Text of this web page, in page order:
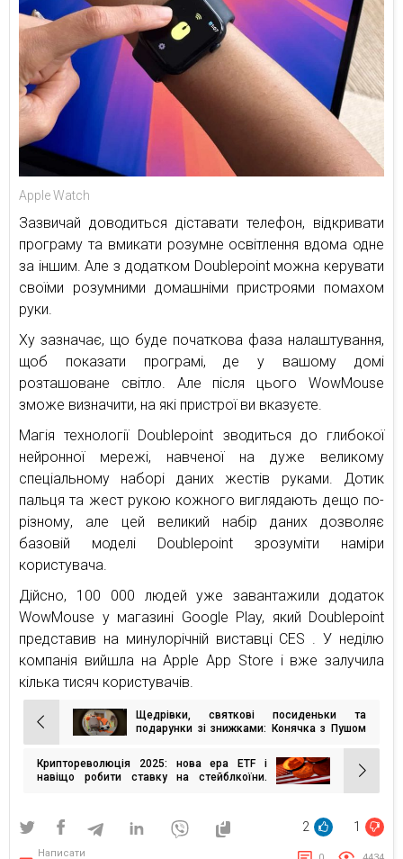
Apple Watch
Зазвичай доводиться діставати телефон, відкривати
програму та вмикати розумне освітлення вдома одне
за іншим. Але з додатком Doublepoint можна керувати
своїми розумними домашніми пристроями помахом
руки.
Ху зазначає, що буде початкова фаза налаштування,
щоб показати програмі, де у вашому домі
розташоване світло. Але після цього WowMouse
зможе визначити, на які пристрої ви вказуєте.
Магія технології Doublepoint зводиться до глибокої
нейронної мережі, навченої на дуже великому
спеціальному наборі даних жестів руками. Дотик
пальця та жест рукою кожного виглядають дещо по-
різному, але цей великий набір даних дозволяє
базовій моделі Doublepoint зрозуміти наміри
користувача.
Дійсно, 100 000 людей уже завантажили додаток
WowMouse у магазині Google Play, який Doublepoint
представив на минулорічній виставці CES . У неділю
компанія вийшла на Apple App Store і вже залучила
кілька тисяч користувачів.
Навігація
записів
Щедрівки, святкові посиденьки та
подарунки зі знижками: Конячка з Пушом
Криптореволюція 2025: нова ера ETF і
навіщо робити ставку на стейблкоїни.
2 1
Написати